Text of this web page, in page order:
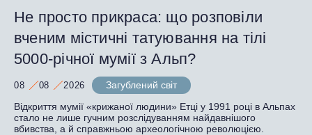
Не просто прикраса: що розповіли
вченим містичні татуювання на тілі
5000-річної мумії з Альп?
08 08 2026
Загублений світ
Відкриття мумії «крижаної людини» Етці у 1991 році в Альпах
стало не лише гучним розслідуванням найдавнішого
вбивства, а й справжньою археологічною революцією.